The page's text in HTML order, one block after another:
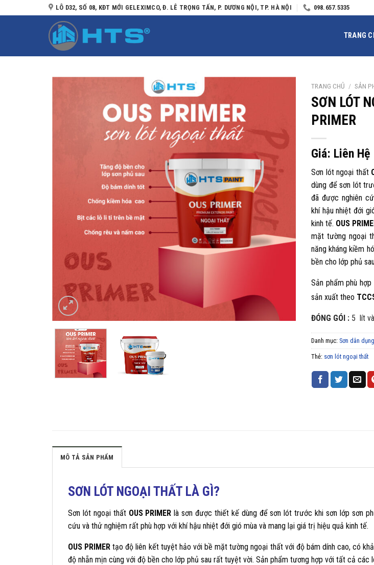
qua
LÔ D32, SỐ 08, KĐT MỚI GELEXIMCO, Đ. LÊ TRỌNG TẤN, P. DƯƠNG NỘI, TP. HÀ NỘI 098.657.5335
TRANG
TRANG CHỦ / SẢN
SƠN LÓT
PRIMER
Giá: Liên Hệ
Sơn lót ngoại thất
dùng để sơn lót
đã được nghiên
khí hậu nhiệt đới
kinh tế. OUS
mặt tường ngoại
năng kháng kiềm
bền cho lớp phủ
Sản phẩm phù hợp
sản xuất theo
ĐÓNG GÓI :5 lít và
Danh mục: Sơn dân dụng
Thẻ: sơn lót ngoại thất
MÔ TẢ SẢN PHẨM
SƠN LÓT NGOẠI THẤT LÀ GÌ?
Sơn lót ngoại thấtOUS PRIMER là sơn được thiết kế dùng để sơn lót trước khi sơn lớp sơn
cứu và thử nghiệm rất phù hợp với khí hậu nhiệt đới gió mùa và mang lại giá trị hiệu quả kinh tế.
OUS PRIMER tạo độ liên kết tuyệt hảo với bề mặt tường ngoại thất với độ bám dính cao, có
độ nhẵn mịn cùng với độ bền cho lớp phủ sau rất tuyệt vời. Sản phẩm tương hợp với tất cả các